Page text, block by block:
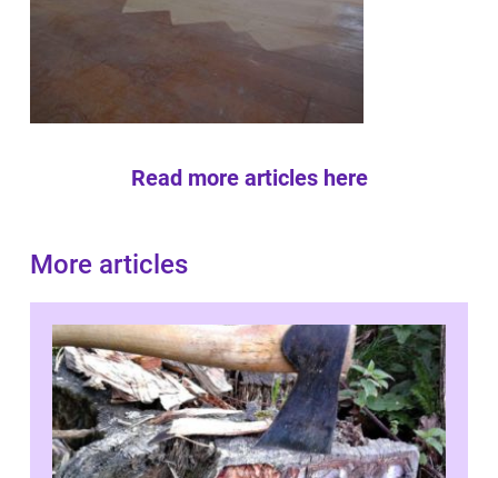
Read more articles here
More articles